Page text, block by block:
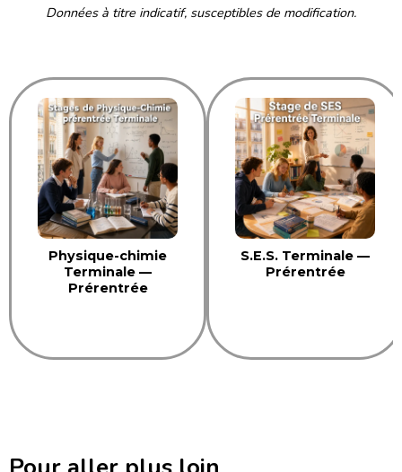
Données à titre indicatif, susceptibles de modification.
Physique-chimie
Terminale —
Prérentrée
S.E.S. Terminale —
Prérentrée